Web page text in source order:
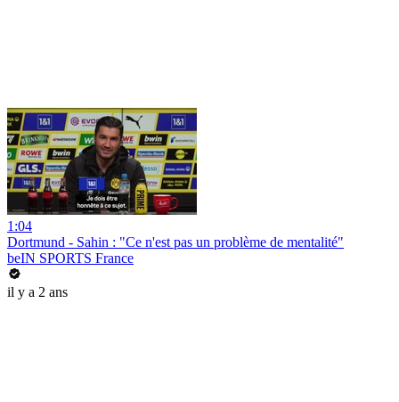
1:04
Dortmund - Sahin : "Ce n'est pas un problème de mentalité"
beIN SPORTS France
il y a 2 ans